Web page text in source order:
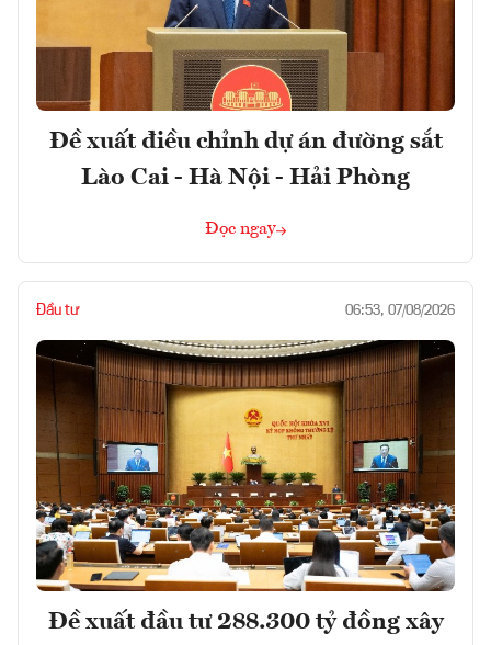
Đề xuất điều chỉnh dự án đường sắt
Lào Cai - Hà Nội - Hải Phòng
Đọc ngay
Đầu tư 06:53, 07/08/2026
Đề xuất đầu tư 288.300 tỷ đồng xây